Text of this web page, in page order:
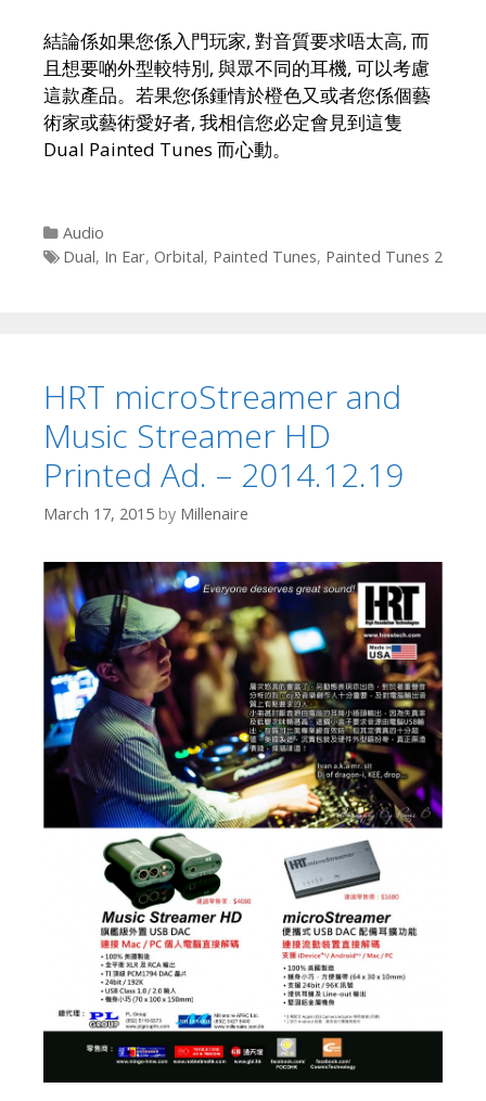
結論係如果您係入門玩家, 對音質要求唔太高, 而
且想要啲外型較特別, 與眾不同的耳機, 可以考慮
這款產品。若果您係鍾情於橙色又或者您係個藝
術家或藝術愛好者, 我相信您必定會見到這隻
Dual Painted Tunes 而心動。
Categories
Audio
Tags
Dual, In Ear, Orbital, Painted Tunes, Painted Tunes 2
HRT microStreamer and
Music Streamer HD
Printed Ad. – 2014.12.19
March 17, 2015 by Millenaire